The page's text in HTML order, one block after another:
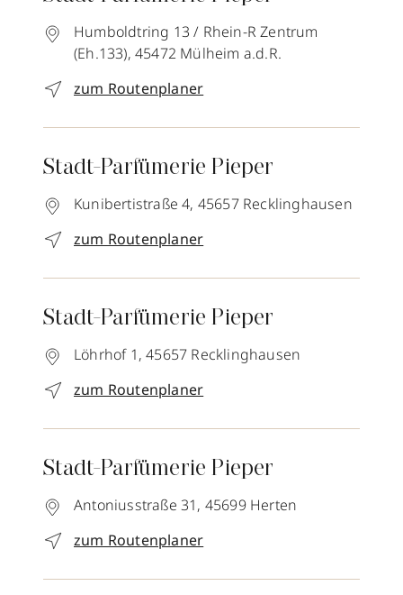
Humboldtring 13 / Rhein-R Zentrum
(Eh.133), 45472 Mülheim a.d.R.
zum Routenplaner
Stadt-Parfümerie Pieper
Kunibertistraße 4, 45657 Recklinghausen
zum Routenplaner
Stadt-Parfümerie Pieper
Löhrhof 1, 45657 Recklinghausen
zum Routenplaner
Stadt-Parfümerie Pieper
Antoniusstraße 31, 45699 Herten
zum Routenplaner